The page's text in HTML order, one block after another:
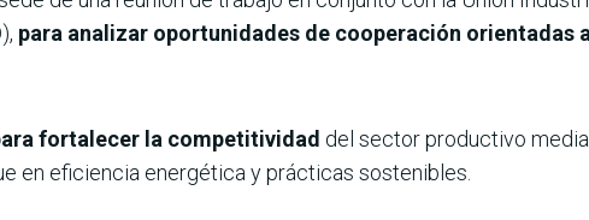
para analizar oportunidades de cooperación orientadas
fortalecer la competitividad del sector productivo
en eficiencia energética y prácticas sostenibles.